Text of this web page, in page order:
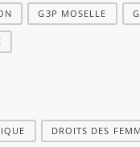
G3P MOSELLE
DROITS DES